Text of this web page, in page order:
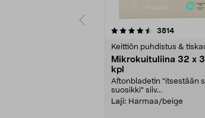
3814arvostelut
Keittiön puhdistus &
Mikrokuituliina 32 x
kpl
Aftonbladetin "itsestään
suosikki" siiv...
Laji: Harmaa/beige
4.5viidestä